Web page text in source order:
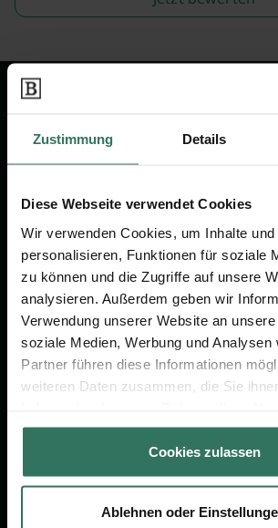
Zustimmung Details
Diese Webseite verwendet Cookies
Wir verwenden Cookies, um Inhalte
personalisieren, Funktionen für soziale
zu können und die Zugriffe auf unsere
analysieren. Außerdem geben wir
Verwendung unserer Website an
soziale Medien, Werbung und Analysen
Partner führen diese Informationen
weiteren Daten zusammen, die Sie
gesammelt haben.
Cookies zulassen
Ablehnen oder
Wir sind Ihr
um das Thema
Vorsorge.
FÜR SIE
Vergleich
Ratgeber
Verzeichnis
Für Bestatter
FÜR
Online-